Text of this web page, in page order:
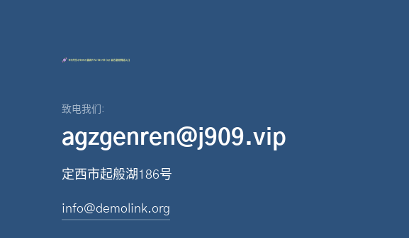
致电我们:
agzgenren@j909.vip
定西市起般湖186号
info@demolink.org